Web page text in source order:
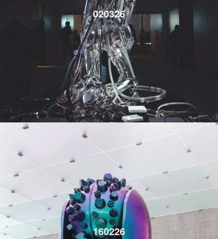
020326
160226